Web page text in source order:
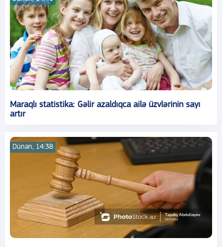
Maraqlı statistika: Gəlir azaldıqca ailə üzvlərinin sayı
artır
Dünən, 14:38